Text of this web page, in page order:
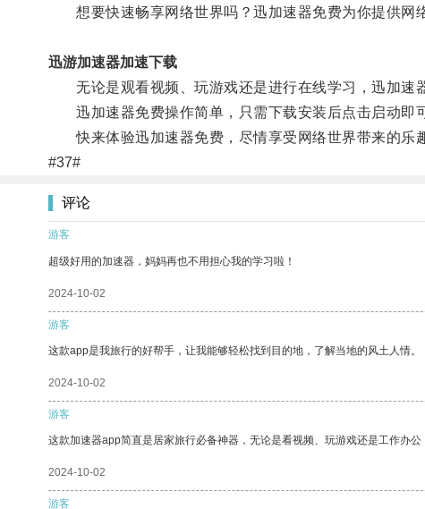
想要快速畅享网络世界吗？迅加速器免费为你提供网
迅游加速器加速下载
无论是观看视频、玩游戏还是进行在线学习，迅加速
迅加速器免费操作简单，只需下载安装后点击启动即
快来体验迅加速器免费，尽情享受网络世界带来的乐趣
#37#
评论
游客
超级好用的加速器，妈妈再也不用担心我的学习啦！
2024-10-02
游客
这款app是我旅行的好帮手，让我能够轻松找到目的地，了解当地的风土人情。
2024-10-02
游客
这款加速器app简直是居家旅行必备神器，无论是看视频、玩游戏还是工作办公
2024-10-02
游客